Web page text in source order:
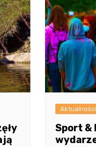
Aktualności
Sport &